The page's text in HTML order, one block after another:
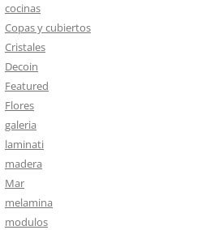
cocinas
Copas y cubiertos
Cristales
Decoin
Featured
Flores
galeria
laminati
madera
Mar
melamina
modulos